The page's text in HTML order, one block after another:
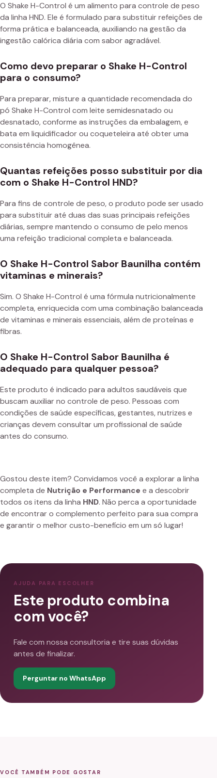
O Shake H-Control é um alimento para controle de peso
da linha HND. Ele é formulado para substituir refeições de
forma prática e balanceada, auxiliando na gestão da
ingestão calórica diária com sabor agradável.
Como devo preparar o Shake H-Control
para o consumo?
Para preparar, misture a quantidade recomendada do
pó Shake H-Control com leite semidesnatado ou
desnatado, conforme as instruções da embalagem, e
bata em liquidificador ou coqueteleira até obter uma
consistência homogênea.
Quantas refeições posso substituir por dia
com o Shake H-Control HND?
Para fins de controle de peso, o produto pode ser usado
para substituir até duas das suas principais refeições
diárias, sempre mantendo o consumo de pelo menos
uma refeição tradicional completa e balanceada.
O Shake H-Control Sabor Baunilha contém
vitaminas e minerais?
Sim. O Shake H-Control é uma fórmula nutricionalmente
completa, enriquecida com uma combinação balanceada
de vitaminas e minerais essenciais, além de proteínas e
fibras.
O Shake H-Control Sabor Baunilha é
adequado para qualquer pessoa?
Este produto é indicado para adultos saudáveis que
buscam auxiliar no controle de peso. Pessoas com
condições de saúde específicas, gestantes, nutrizes e
crianças devem consultar um profissional de saúde
antes do consumo.
Gostou deste item? Convidamos você a explorar a linha
completa de Nutrição e Performance e a descobrir
todos os itens da linha HND. Não perca a oportunidade
de encontrar o complemento perfeito para sua compra
e garantir o melhor custo-benefício em um só lugar!
AJUDA PARA ESCOLHER
Este produto combina
com você?
Fale com nossa consultoria e tire suas dúvidas
antes de finalizar.
Perguntar no WhatsApp
VOCÊ TAMBÉM PODE GOSTAR